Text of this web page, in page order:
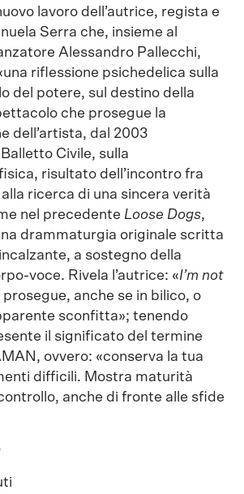
lavoro dell’autrice, regista e
Serra che, insieme al
Alessandro Pallecchi,
riflessione psichedelica sulla
del potere, sul destino della
che prosegue la
dell’artista, dal 2003
Civile, sulla
risultato dell’incontro fra
ricerca di una sincera verità
nel precedente Loose Dogs,
drammaturgia originale scritta
a sostegno della
voce. Rivela l’autrice: «I’m not
prosegue, anche se in bilico, o
sconfitta»; tenendo
il significato del termine
ovvero: «conserva la tua
difficili. Mostra maturità
anche di fronte alle sfide